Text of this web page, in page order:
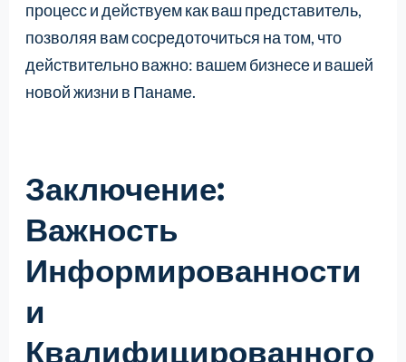
процесс и действуем как ваш представитель,
позволяя вам сосредоточиться на том, что
действительно важно: вашем бизнесе и вашей
новой жизни в Панаме.
Заключение:
Важность
Информированности
и
Квалифицированного